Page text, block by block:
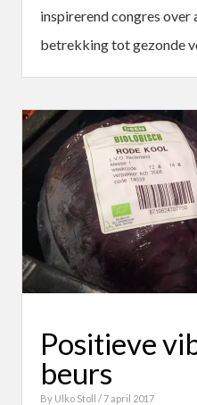
inspirerend congres
betrekking tot gezonde
Positieve
beurs
By Ulko Stoll / 7 april 2017